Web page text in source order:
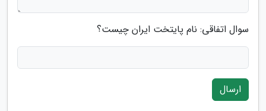
سوال اتفاقی: نام پایتخت ایران چیست؟
ارسال